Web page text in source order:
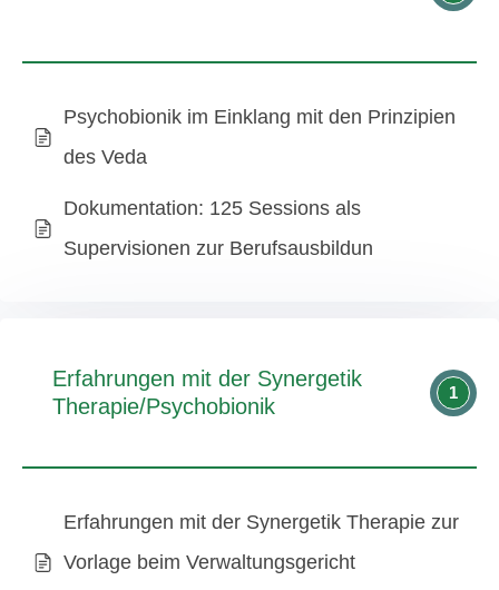
Psychobionik im Einklang mit den Prinzipien
des Veda
Dokumentation: 125 Sessions als
Supervisionen zur Berufsausbildun
Erfahrungen mit der Synergetik
Therapie/Psychobionik
1
Erfahrungen mit der Synergetik Therapie zur
Vorlage beim Verwaltungsgericht